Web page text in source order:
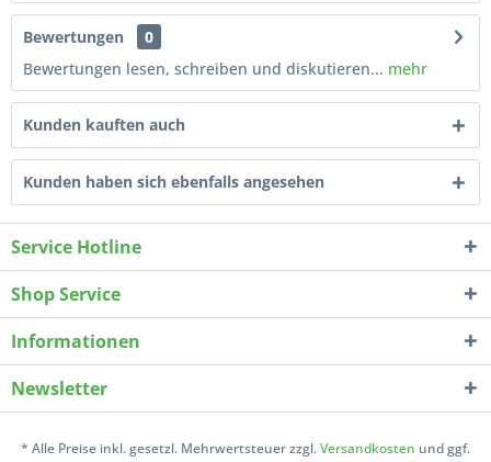
Bewertungen
0
Bewertungen lesen, schreiben und diskutieren... mehr
Kunden kauften auch
Kunden haben sich ebenfalls angesehen
Service Hotline
Shop Service
Informationen
Newsletter
* Alle Preise inkl. gesetzl. Mehrwertsteuer zzgl.Versandkosten und ggf.